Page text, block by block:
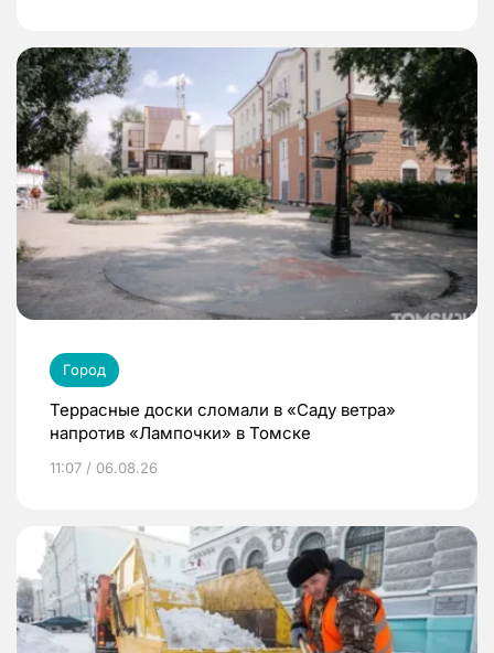
Город
Террасные доски сломали в «Саду ветра»
напротив «Лампочки» в Томске
11:07 / 06.08.26